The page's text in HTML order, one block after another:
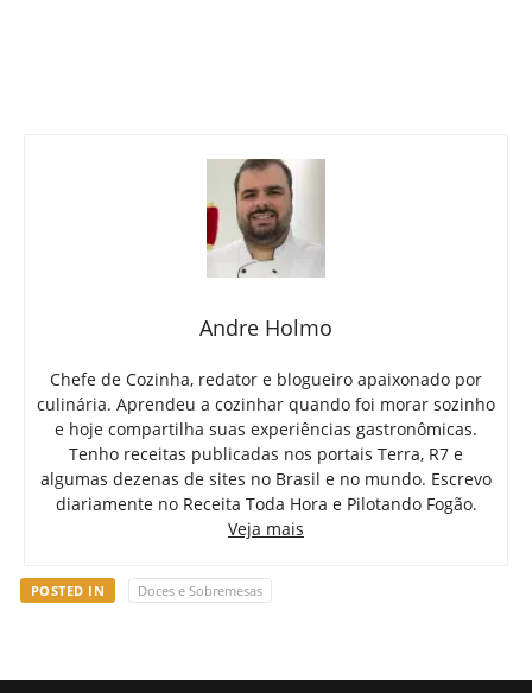
Andre Holmo
Chefe de Cozinha, redator e blogueiro apaixonado por
culinária. Aprendeu a cozinhar quando foi morar sozinho
e hoje compartilha suas experiências gastronômicas.
Tenho receitas publicadas nos portais Terra, R7 e
algumas dezenas de sites no Brasil e no mundo. Escrevo
diariamente no Receita Toda Hora e Pilotando Fogão.
Veja mais
POSTED IN Doces e Sobremesas